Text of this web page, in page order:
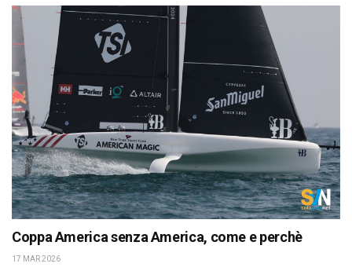
Coppa America senza America, come e perchè
17 MAR 2026